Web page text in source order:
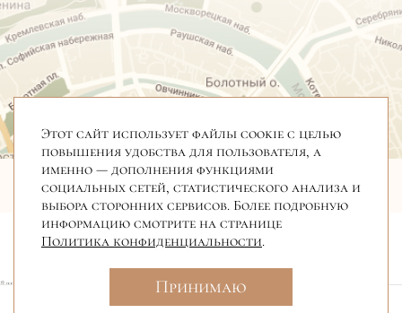
ИП урина Ирина Анатаольевна
ИНН 772905420175
ОГРНИП 323774600045218
*деятельность компании Meta Platforms Inc., которой принадлежит
Этот сайт использует файлы cookie с целью
повышения удобства для пользователя, а
именно — дополнения функциями
социальных сетей, статистического анализа и
выбора сторонних сервисов. Более подробную
информацию смотрите на странице
Политика конфиденциальности.
Принимаю